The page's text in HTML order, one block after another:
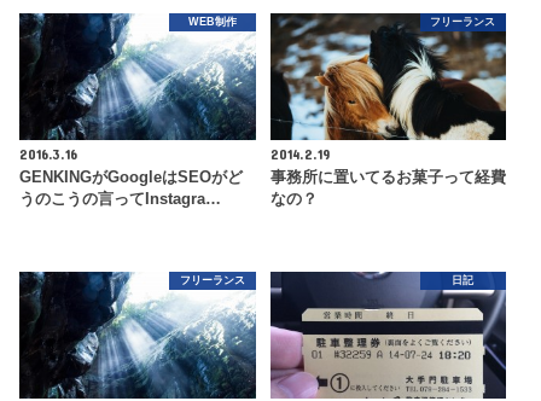
WEB制作
2016.3.16
GENKINGがGoogleはSEOがど
うのこうの言ってInstagra…
フリーランス
2014.2.19
事務所に置いてるお菓子って経費
なの？
フリーランス 日記